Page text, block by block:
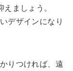
えましょう。
デザインになり
りつければ、遠